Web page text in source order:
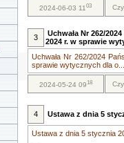
2024-06-03 1103
3
Uchwała Nr 262/
2024 r. w sprawie
Uchwała Nr 262/2024
sprawie wytycznych dla o...
2024-05-24 0918
4 Ustawa z dnia 5
Ustawa z dnia 5 stycznia